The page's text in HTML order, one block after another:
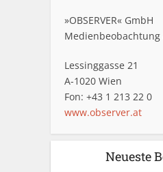
»OBSERVER« GmbH
Medienbeobachtung
Lessinggasse 21
A-1020 Wien
Fon: +43 1 213 22 0
www.observer.at
Neueste